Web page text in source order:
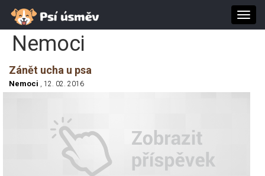
Nemoci
Zánět ucha u psa
Nemoci , 12. 02. 2016